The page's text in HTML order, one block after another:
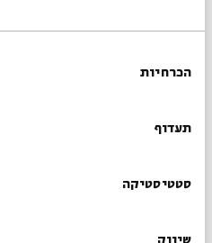
הסכמה
הכרחיות
תעדוף
סטטיסטיקה
שיווק
מנבואה לפשרים
מתוך: